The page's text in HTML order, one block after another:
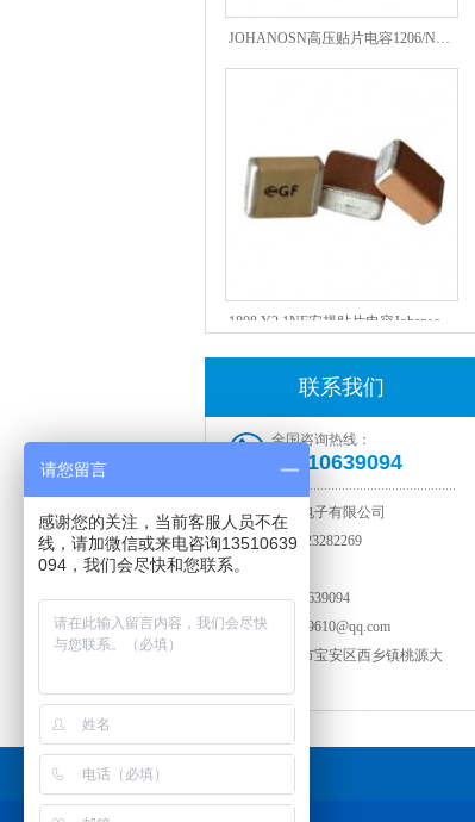
JOHANOSN高压贴片电容1206/NPO/1000V/220PF/J档封装
1808 Y2 1NF安规贴片电容Johanson品牌
联系我们
全国咨询热线：
13510639094
深圳市智成电子有限公司
电话：0755-23282269
传真：
手机：13510639094
邮箱：
114749610@qq.com
深圳市宝安区西乡镇桃源大
请您留言
感谢您的关注，当前客服人员不在
线，请加微信或来电咨询13510639
094，我们会尽快和您联系。